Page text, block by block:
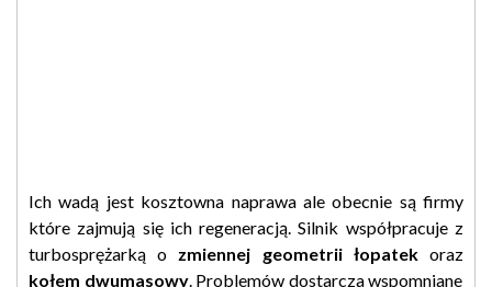
Ich wadą jest kosztowna naprawa ale obecnie są firmy
które zajmują się ich regeneracją. Silnik współpracuje z
turbosprężarką o zmiennej geometrii łopatekoraz
kołem dwumasowy. Problemów dostarcza wspomniane